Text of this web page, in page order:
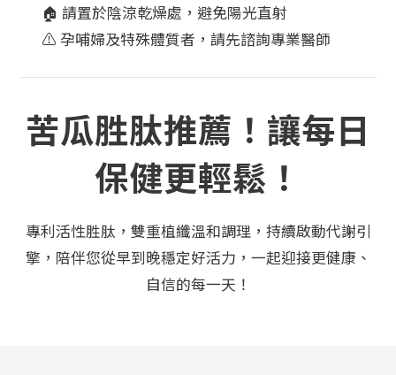
🏠 請置於陰涼乾燥處，避免陽光直射
⚠️ 孕哺婦及特殊體質者，請先諮詢專業醫師
苦瓜胜肽推薦！讓每日
保健更輕鬆！
專利活性胜肽，雙重植纖溫和調理，持續啟動代謝引
擎，陪伴您從早到晚穩定好活力，一起迎接更健康、
自信的每一天！